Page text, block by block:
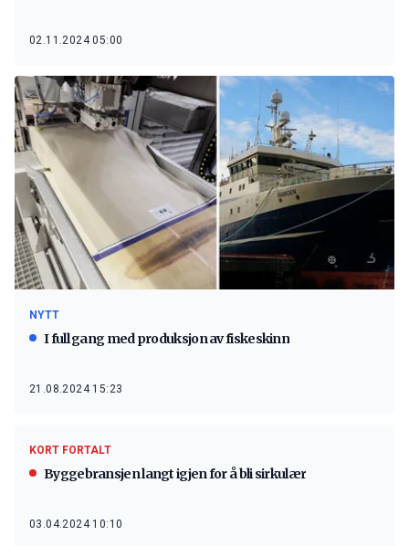
02.11.2024 05:00
NYTT
I full gang med produksjon av fiskeskinn
21.08.2024 15:23
KORT FORTALT
Byggebransjen langt igjen for å bli sirkulær
03.04.2024 10:10